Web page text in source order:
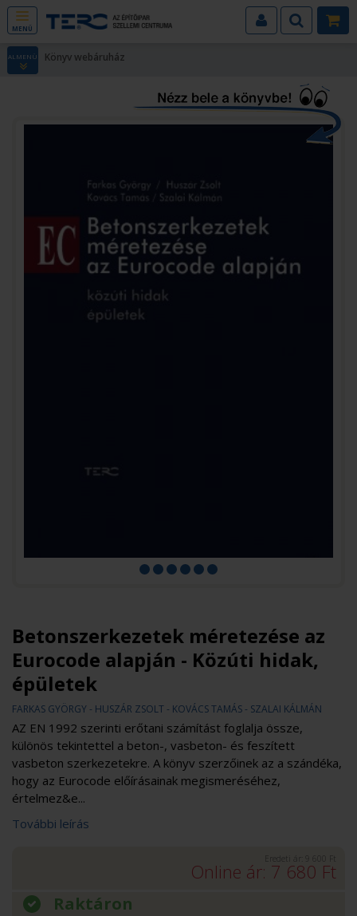
MENÜ
ALMENÜ Könyv webáruház
Betonszerkezetek méretezése az
Eurocode alapján - Közúti hidak,
épületek
FARKAS GYÖRGY - HUSZÁR ZSOLT - KOVÁCS TAMÁS - SZALAI KÁLMÁN
AZ EN 1992 szerinti erőtani számítást foglalja össze,
különös tekintettel a beton-, vasbeton- és feszített
vasbeton szerkezetekre. A könyv szerzőinek az a szándéka,
hogy az Eurocode előírásainak megismeréséhez,
értelmez&e...
További leírás
Eredeti ár: Ft
Online ár: 7 680 Ft
Raktáron